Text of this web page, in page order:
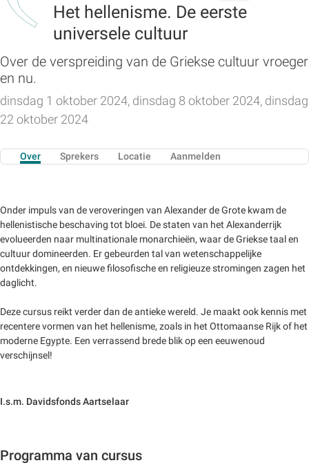
Het hellenisme. De eerste
universele cultuur
Over de verspreiding van de Griekse cultuur vroeger
en nu.
dinsdag 1 oktober 2024, dinsdag 8 oktober 2024, dinsdag
22 oktober 2024
Over Sprekers Locatie Aanmelden
Onder impuls van de veroveringen van Alexander de Grote kwam de
hellenistische beschaving tot bloei. De staten van het Alexanderrijk
evolueerden naar multinationale monarchieën, waar de Griekse taal en
cultuur domineerden. Er gebeurden tal van wetenschappelijke
ontdekkingen, en nieuwe filosofische en religieuze stromingen zagen het
daglicht.
Deze cursus reikt verder dan de antieke wereld. Je maakt ook kennis met
recentere vormen van het hellenisme, zoals in het Ottomaanse Rijk of het
moderne Egypte. Een verrassend brede blik op een eeuwenoud
verschijnsel!
I.s.m. Davidsfonds Aartselaar
Programma van cursus